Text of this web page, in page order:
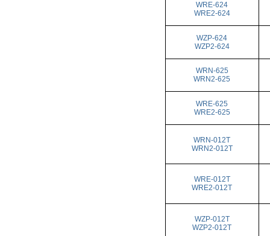
WRE-624
WRE2-624
WZP-624
WZP2-624
WRN-625
WRN2-625
WRE-625
WRE2-625
WRN-012T
WRN2-012T
WRE-012T
WRE2-012T
WZP-012T
WZP2-012T